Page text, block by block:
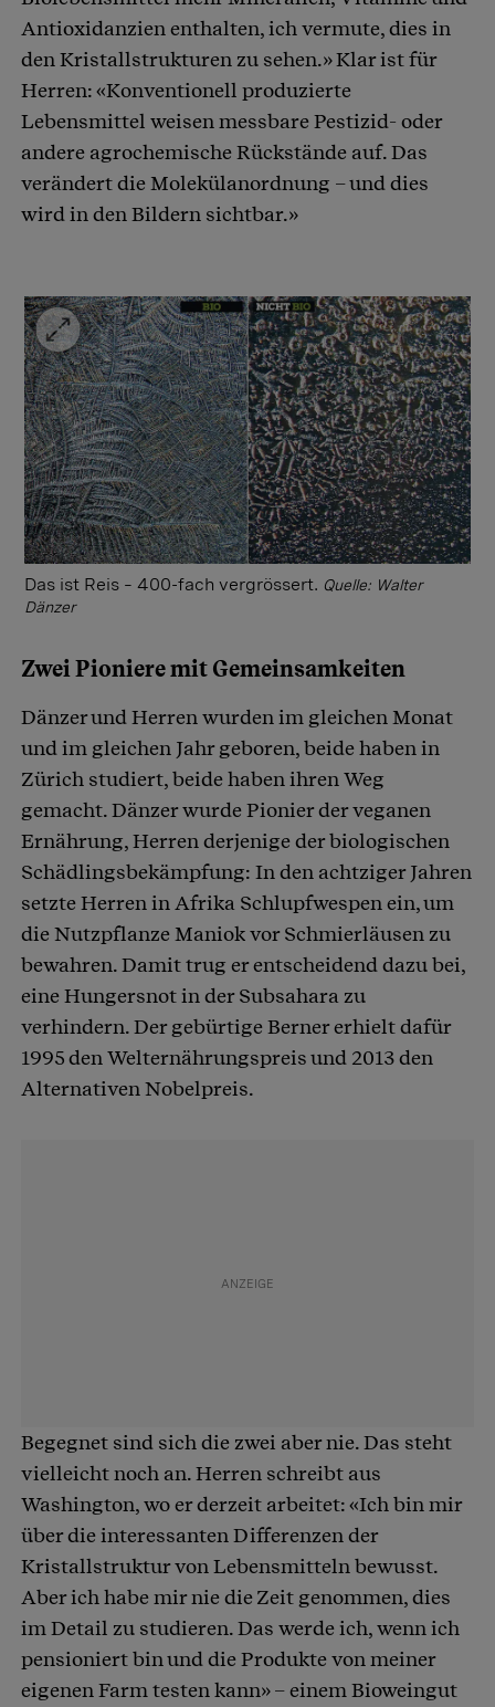
Antioxidanzien enthalten, ich vermute, dies in
den Kristallstrukturen zu sehen.» Klar ist für
Herren: «Konventionell produzierte
Lebensmittel weisen messbare Pestizid- oder
andere agrochemische Rückstände auf. Das
verändert die Molekülanordnung – und dies
wird in den Bildern sichtbar.»
Das ist Reis – 400-fach vergrössert. Quelle: Walter
Dänzer
Zwei Pioniere mit Gemeinsamkeiten
Dänzer und Herren wurden im gleichen Monat
und im gleichen Jahr geboren, beide haben in
Zürich studiert, beide haben ihren Weg
gemacht. Dänzer wurde Pionier der veganen
Ernährung, Herren derjenige der biologischen
Schädlingsbekämpfung: In den achtziger Jahren
setzte Herren in Afrika Schlupfwespen ein, um
die Nutzpflanze Maniok vor Schmierläusen zu
bewahren. Damit trug er entscheidend dazu bei,
eine Hungersnot in der Subsahara zu
verhindern. Der gebürtige Berner erhielt dafür
1995 den Welternährungspreis und 2013 den
Alternativen Nobelpreis.
Begegnet sind sich die zwei aber nie. Das steht
vielleicht noch an. Herren schreibt aus
Washington, wo er derzeit arbeitet: «Ich bin mir
über die interessanten Differenzen der
Kristallstruktur von Lebensmitteln bewusst.
Aber ich habe mir nie die Zeit genommen, dies
im Detail zu studieren. Das werde ich, wenn ich
pensioniert bin und die Produkte von meiner
eigenen Farm testen kann» – einem Bioweingut